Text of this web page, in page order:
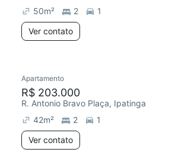
50m² 2
1
Ver contato
Apartamento
R$ 203.000
R. Antonio Bravo Plaça, Ipatinga
42m² 2
1
Ver contato